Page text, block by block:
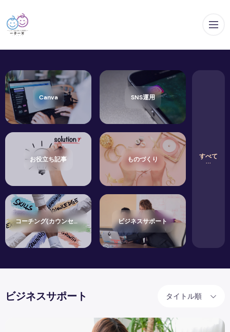
メ
Canva SNS運用
お役立ち記事 ものづくり
コーチング(カウンセリング) ビジネスサポート
すべて
ビジネスサポート タイトル順
「副業」ではなく「複業」のススメ